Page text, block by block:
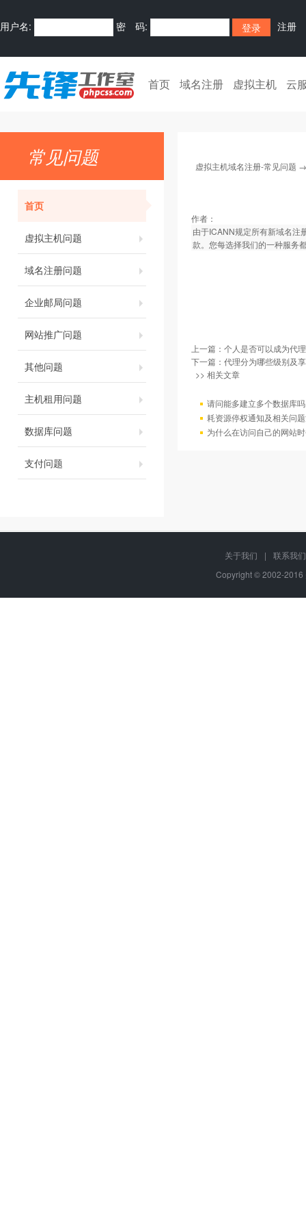
用户名: 密 码: 注册
首页 域名注册 虚拟主机 云
常见问题
首页
虚拟主机问题
域名注册问题
企业邮局问题
网站推广问题
其他问题
主机租用问题
数据库问题
支付问题
虚拟主机域名注册-常见问题
作者：
由于ICANN规定所有新域名注
款。您每选择我们的一种服务
上一篇： 个人是否可以成为代
下一篇： 代理分为哪些级别及
>> 相关文章
请问能多建立多个数据库
耗资源停权通知及相关问
为什么在访问自己的网站
关于我们 |
联系我们
Copyright © 2002-